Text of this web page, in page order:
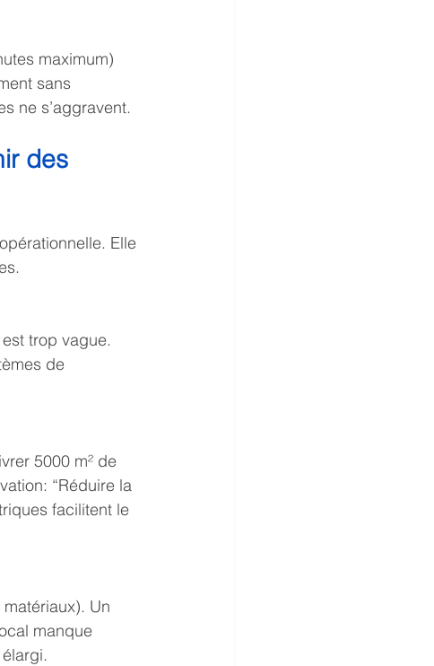
maximum)
sans
ne s’aggravent.
des
Elle
trop vague.
de
5000 m² de
“Réduire la
facilitent le
Un
manque